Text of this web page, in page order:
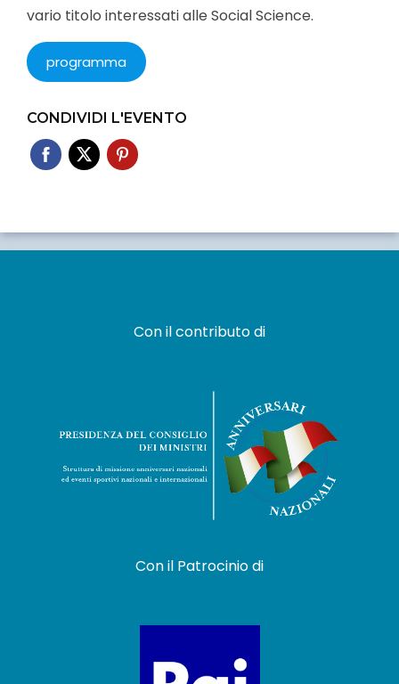
vario titolo interessati alle Social Science.
programma
CONDIVIDI L'EVENTO
Con il contributo di
Con il Patrocinio di